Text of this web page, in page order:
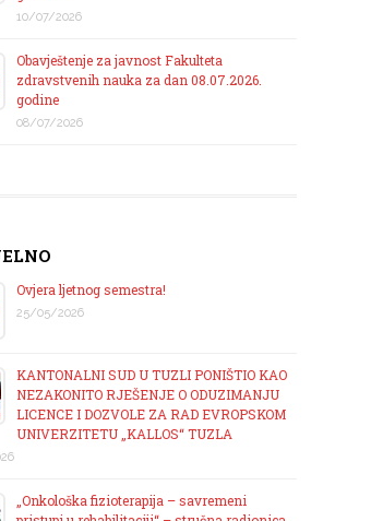
10/07/2026
Obavještenje za javnost Fakulteta
zdravstvenih nauka za dan 08.07.2026.
godine
08/07/2026
Ovjera ljetnog semestra!
25/05/2026
KANTONALNI SUD U TUZLI PONIŠTIO KAO
NEZAKONITO RJEŠENJE O ODUZIMANJU
LICENCE I DOZVOLE ZA RAD EVROPSKOM
UNIVERZITETU „KALLOS“ TUZLA
„Onkološka fizioterapija – savremeni